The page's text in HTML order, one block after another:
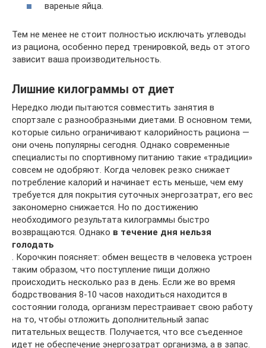
вареные яйца.
Тем не менее не стоит полностью исключать углеводы
из рациона, особенно перед тренировкой, ведь от этого
зависит ваша производительность.
Лишние килограммы от диет
Нередко люди пытаются совместить занятия в
спортзале с разнообразными диетами. В основном теми,
которые сильно ограничивают калорийность рациона —
они очень популярны сегодня. Однако современные
специалисты по спортивному питанию такие «традиции»
совсем не одобряют. Когда человек резко снижает
потребление калорий и начинает есть меньше, чем ему
требуется для покрытия суточных энергозатрат, его вес
закономерно снижается. Но по достижению
необходимого результата килограммы быстро
возвращаются. Однако в течение дня нельзя
голодать
. Корочкин поясняет: обмен веществ в человека устроен
таким образом, что поступление пищи должно
происходить несколько раз в день. Если же во время
бодрствования 8-10 часов находиться находится в
состоянии голода, организм перестраивает свою работу
на то, чтобы отложить дополнительный запас
питательных веществ. Получается, что все съеденное
идет не обеспечение энергозатрат организма, а в запас.